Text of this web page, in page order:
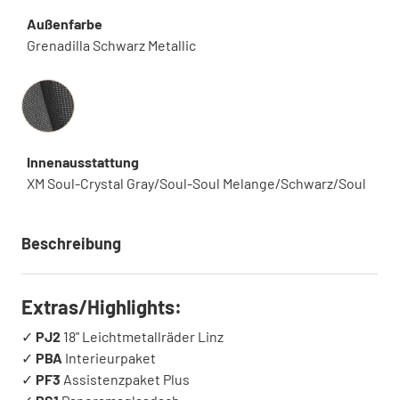
Außenfarbe
Grenadilla Schwarz Metallic
Innenausstattung
Innenausstattung
XM Soul-Crystal Gray/Soul-Soul Melange/Schwarz/Soul
Beschreibung
Extras/Highlights:
✓ PJ2 18" Leichtmetallräder Linz
✓ PBA Interieurpaket
✓ PF3 Assistenzpaket Plus